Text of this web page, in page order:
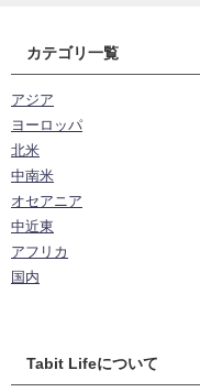
カテゴリ一覧
アジア
ヨーロッパ
北米
中南米
オセアニア
中近東
アフリカ
国内
Tabit Lifeについて